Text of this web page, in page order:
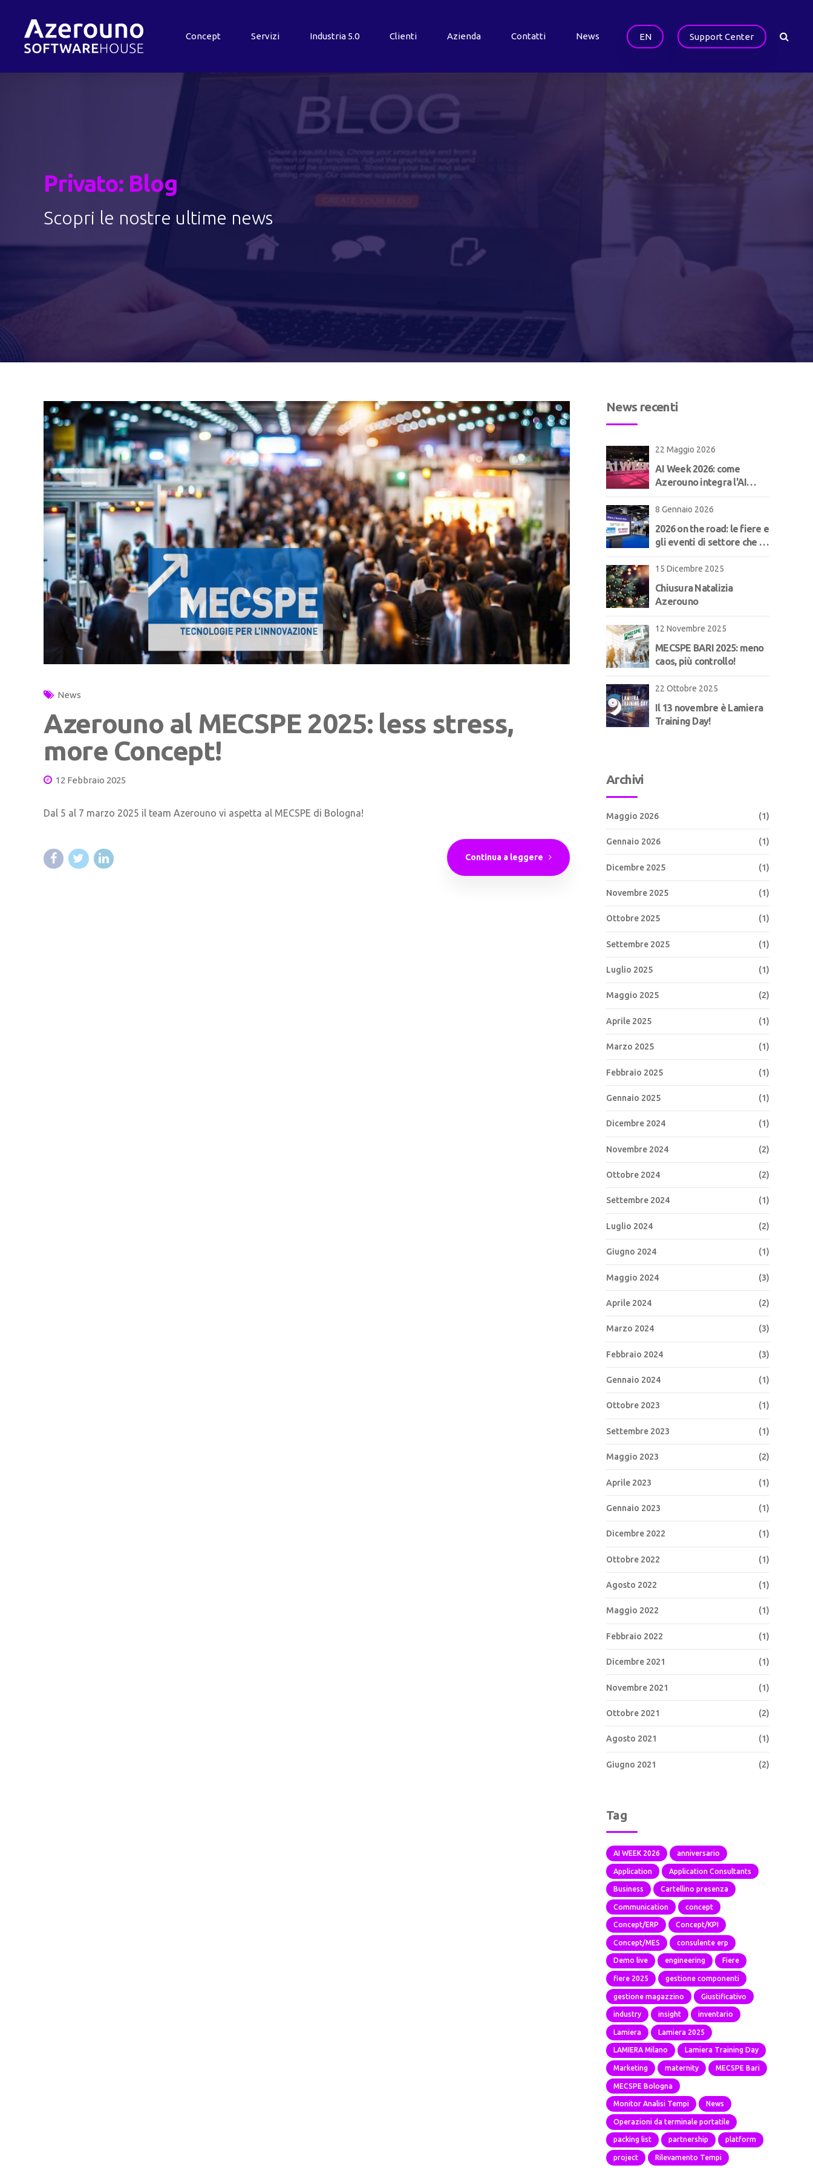
EN Support Center
Concept Servizi Industria 5.0 Clienti Azienda Contatti News
Privato: Blog
Scopri le nostre ultime news
News
Azerouno al MECSPE 2025: less stress,
more Concept!
12 Febbraio 2025
Dal 5 al 7 marzo 2025 il team Azerouno vi aspetta al MECSPE di Bologna!
Continua a leggere
News recenti
22 Maggio 2026
AI Week 2026: come
Azerouno integra l'AI
manifatturiero | Concept
8 Gennaio 2026
2026 on the road: le fiere e
gli eventi di settore che ci
15 Dicembre 2025
Chiusura Natalizia
Azerouno
12 Novembre 2025
MECSPE BARI 2025: meno
caos, più controllo!
22 Ottobre 2025
Il 13 novembre è Lamiera
Training Day!
Archivi
Maggio 2026 (1)
Gennaio 2026 (1)
Dicembre 2025 (1)
Novembre 2025 (1)
Ottobre 2025 (1)
Settembre 2025 (1)
Luglio 2025 (1)
Maggio 2025 (2)
Aprile 2025 (1)
Marzo 2025 (1)
Febbraio 2025 (1)
Gennaio 2025 (1)
Dicembre 2024 (1)
Novembre 2024 (2)
Ottobre 2024 (2)
Settembre 2024 (1)
Luglio 2024 (2)
Giugno 2024 (1)
Maggio 2024 (3)
Aprile 2024 (2)
Marzo 2024 (3)
Febbraio 2024 (3)
Gennaio 2024 (1)
Ottobre 2023 (1)
Settembre 2023 (1)
Maggio 2023 (2)
Aprile 2023 (1)
Gennaio 2023 (1)
Dicembre 2022 (1)
Ottobre 2022 (1)
Agosto 2022 (1)
Maggio 2022 (1)
Febbraio 2022 (1)
Dicembre 2021 (1)
Novembre 2021 (1)
Ottobre 2021 (2)
Agosto 2021 (1)
Giugno 2021 (2)
Tag
AI WEEK 2026 anniversario
Application Application Consultants
Business Cartellino presenza
Communication concept
Concept/ERP Concept/KPI
Concept/MES consulente erp
Demo live engineering Fiere
fiere 2025 gestione componenti
gestione magazzino Giustificativo
industry insight inventario
Lamiera Lamiera 2025
LAMIERA Milano Lamiera Training Day
Marketing maternity MECSPE Bari
MECSPE Bologna
Monitor Analisi Tempi News
Operazioni da terminale portatile
packing list partnership platform
project Rilevamento Tempi